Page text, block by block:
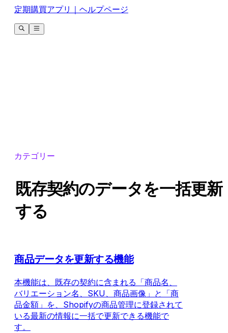
定期購買アプリ｜ヘルプページ
カテゴリー
既存契約のデータを一括更新
する
商品データを更新する機能
本機能は、既存の契約に含まれる「商品名、
バリエーション名、SKU、商品画像」と「商
品金額」を、Shopifyの商品管理に登録されて
いる最新の情報に一括で更新できる機能で
す。